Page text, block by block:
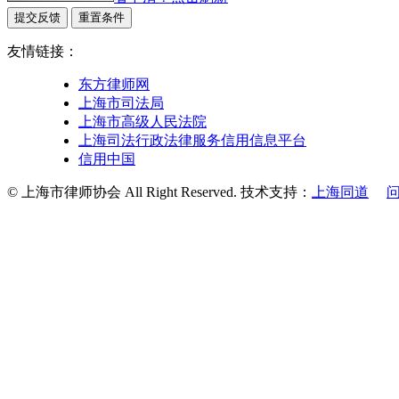
提交反馈 重置条件
友情链接：
东方律师网
上海市司法局
上海市高级人民法院
上海司法行政法律服务信用信息平台
信用中国
© 上海市律师协会 All Right Reserved. 技术支持： 上海同道